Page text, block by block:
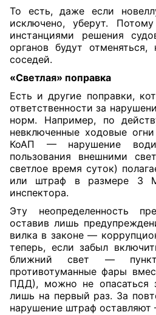
То есть, даже если
исключено, уберут.
инстанциями решения
органов будут
соседей.
«Светлая» поправка
Есть и другие поправки,
ответственности за
норм. Например, по
невключенные ходовые
КоАП — нарушение
пользования внешними
светлое время суток)
или штраф в размере 3
инспектора.
Эту неопределенность
оставив лишь
вилка в законе —
теперь, если забыл
ближний свет — пункт
противотуманные фары
ПДД), можно не опасаться
лишь на первый раз. За
нарушение штраф